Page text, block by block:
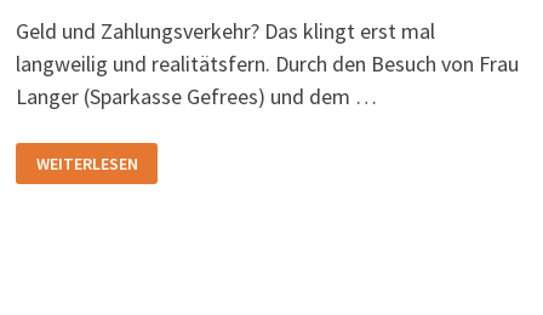
Geld und Zahlungsverkehr? Das klingt erst mal
langweilig und realitätsfern. Durch den Besuch von Frau
Langer (Sparkasse Gefrees) und dem …
HOCHFRANKEN
ZU
WEITERLESEN